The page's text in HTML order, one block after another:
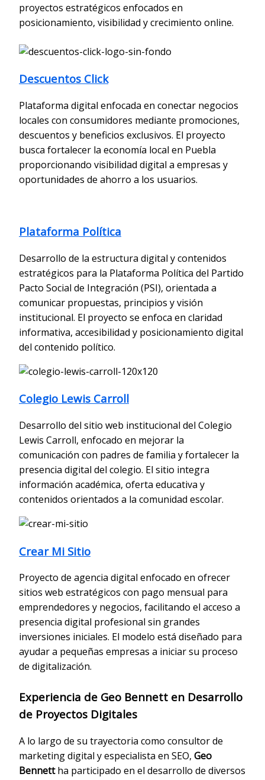
proyectos estratégicos enfocados en
posicionamiento, visibilidad y crecimiento online.
Descuentos Click
Plataforma digital enfocada en conectar negocios
locales con consumidores mediante promociones,
descuentos y beneficios exclusivos. El proyecto
busca fortalecer la economía local en Puebla
proporcionando visibilidad digital a empresas y
oportunidades de ahorro a los usuarios.
Plataforma Política
Desarrollo de la estructura digital y contenidos
estratégicos para la Plataforma Política del Partido
Pacto Social de Integración (PSI), orientada a
comunicar propuestas, principios y visión
institucional. El proyecto se enfoca en claridad
informativa, accesibilidad y posicionamiento digital
del contenido político.
Colegio Lewis Carroll
Desarrollo del sitio web institucional del Colegio
Lewis Carroll, enfocado en mejorar la
comunicación con padres de familia y fortalecer la
presencia digital del colegio. El sitio integra
información académica, oferta educativa y
contenidos orientados a la comunidad escolar.
Crear Mi Sitio
Proyecto de agencia digital enfocado en ofrecer
sitios web estratégicos con pago mensual para
emprendedores y negocios, facilitando el acceso a
presencia digital profesional sin grandes
inversiones iniciales. El modelo está diseñado para
ayudar a pequeñas empresas a iniciar su proceso
de digitalización.
Experiencia de Geo Bennett en Desarrollo
de Proyectos Digitales
A lo largo de su trayectoria como consultor de
marketing digital y especialista en SEO, Geo
Bennettha participado en el desarrollo de diversos